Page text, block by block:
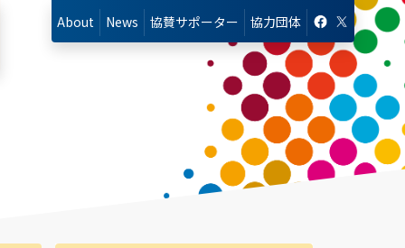
About News 協賛サポーター 協力団体